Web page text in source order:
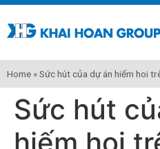
Home »Sức hút của dự án hiếm hoi
Sức hút